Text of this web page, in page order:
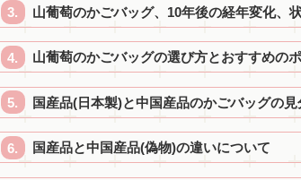
山葡萄のかごバッグ、10年後の経年変化、
山葡萄のかごバッグの選び方とおすすめの
国産品(日本製)と中国産品のかごバッグの見
国産品と中国産品(偽物)の違いについて